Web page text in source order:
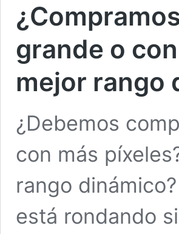
grande o
mejor rango
¿Debemos
con más
rango
está rondando